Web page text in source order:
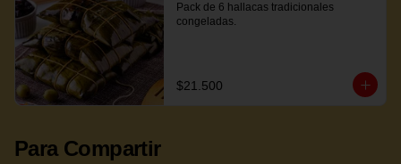
Pack de 6 hallacas tradicionales
congeladas.
$21.500
Para Compartir